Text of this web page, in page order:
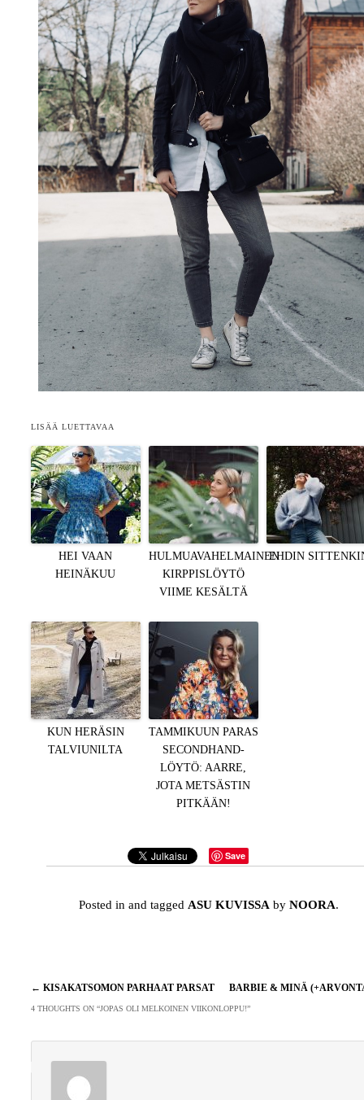
LISÄÄ LUETTAVAA
HEI VAAN
HEINÄKUU
HULMUAVAHELMAINEN
KIRPPISLÖYTÖ
VIIME KESÄLTÄ
EHDIN
KUN HERÄSIN
TALVIUNILTA
TAMMIKUUN PARAS
SECONDHAND-
LÖYTÖ: AARRE,
JOTA METSÄSTIN
PITKÄÄN!
Save
Posted in and tagged ASU KUVISSA byNOORA.
Artikkelien
selaus
← KISAKATSOMON PARHAAT PARSAT BARBIE & MINÄ
4 THOUGHTS ON “JOPAS OLI MELKOINEN VIIKONLOPPU!”